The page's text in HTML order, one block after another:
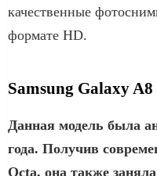
качественные
формате HD.
Samsung Galaxy A8
Данная модель была
года. Получив
Octa, она также